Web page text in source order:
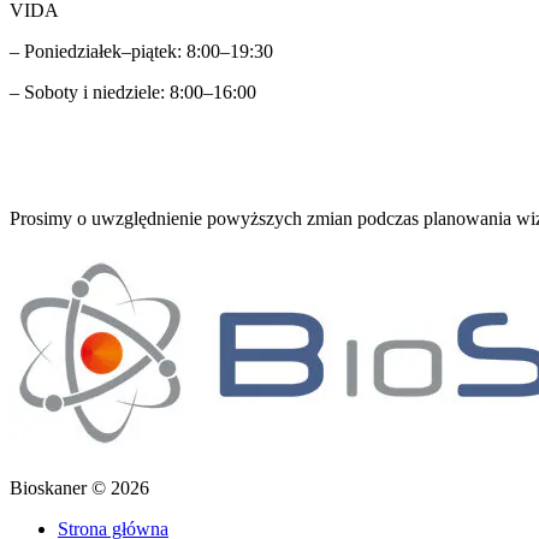
VIDA
– Poniedziałek–piątek: 8:00–19:30
– Soboty i niedziele: 8:00–16:00
Prosimy o uwzględnienie powyższych zmian podczas planowania
Bioskaner © 2026
Strona główna